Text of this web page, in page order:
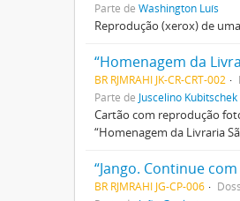
Parte de Washington Luís
Reprodução (xerox) de
“Homenagem da
BR RJMRAHI JK-CR-CRT-002
Parte de Juscelino
Cartão com reprodução
“Homenagem da Livraria
“Jango. Continue com
BR RJMRAHI JG-CP-006